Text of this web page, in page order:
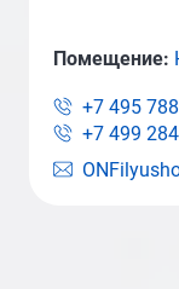
Помещение:
+7 495
+7 499